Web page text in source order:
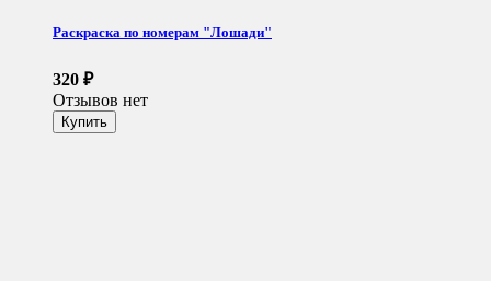
Раскраска по номерам "Лошади"
320 ₽
Отзывов нет